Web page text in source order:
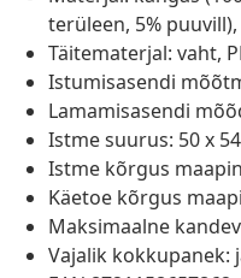
terüleen, 5%
Täitematerjal: vaht,
Istumisasendi
Lamamisasendi
Istme suurus: 50 x
Istme kõrgus
Käetoe kõrgus
Maksimaalne
Vajalik kokkupanek: